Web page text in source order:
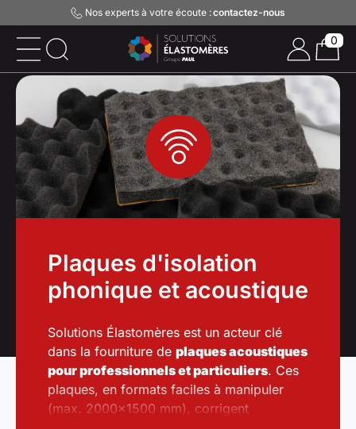
Nos experts à votre écoute :contactez-nous
Plaques d'isolation
phonique et acoustique
Solutions Élastomères est un acteur clé
dans la fourniture de plaques acoustiques
pour professionnels et particuliers. Ces
plaques, en formats faciles à manipuler
(max. 2000x1500 mm), corrigent
0